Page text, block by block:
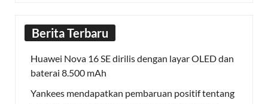
Berita Terbaru
Huawei Nova 16 SE dirilis dengan layar OLED dan
baterai 8.500 mAh
Yankees mendapatkan pembaruan positif tentang